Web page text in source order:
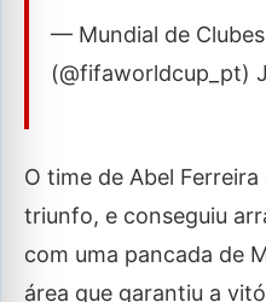
— Mundial de Clubes
(@fifaworldcup_pt)
O time de Abel
triunfo, e conseguiu
com uma pancada de
área que garantiu a